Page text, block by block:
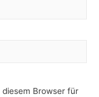
diesem Browser für